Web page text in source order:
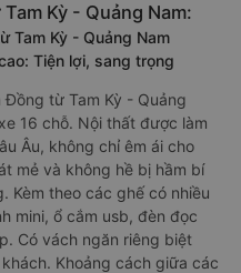
Kỳ - Quảng Nam:
Tam Kỳ - Quảng Nam
Tiện lợi, sang trọng
từ Tam Kỳ - Quảng
16 chỗ. Nội thất được làm
Âu, không chỉ êm ái cho
mẻ và không hề bị hầm bí
Kèm theo các ghế có nhiều
mini, ổ cắm usb, đèn đọc
Có vách ngăn riêng biệt
Khoảng cách giữa các